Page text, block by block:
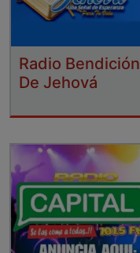
Radio Bendición
De Jehová